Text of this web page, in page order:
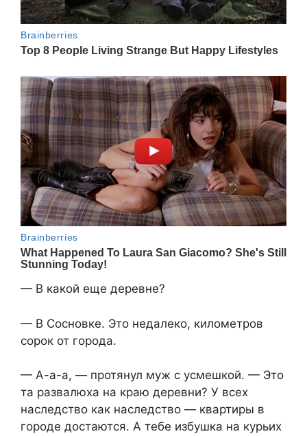
— В какой еще деревне?
— В Сосновке. Это недалеко, километров
сорок от города.
— А-а-а, — протянул муж с усмешкой. — Это
та развалюха на краю деревни? У всех
наследство как наследство — квартиры в
городе достаются. А тебе избушка на курьих